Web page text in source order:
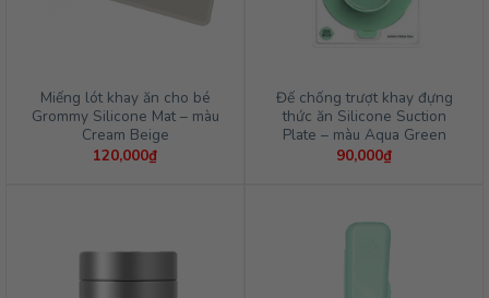
Miếng lót khay ăn cho bé
Grommy Silicone Mat – màu
Cream Beige
120,000₫
Đế chống trượt khay đựng
thức ăn Silicone Suction
Plate – màu Aqua Green
90,000₫